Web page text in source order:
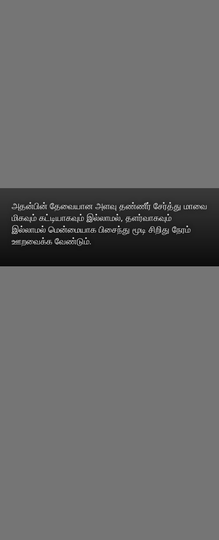
அதன்பின் தேவையான அளவு தண்ணீர் சேர்த்து மாவை
மிகவும் கட்டியாகவும் இல்லாமல், தளர்வாகவும்
இல்லாமல் மென்மையாக பிசைந்து மூடி சிறிது நேரம்
ஊறவைக்க வேண்டும்.